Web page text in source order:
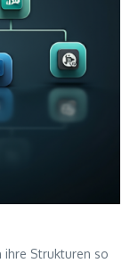
ihre Strukturen so